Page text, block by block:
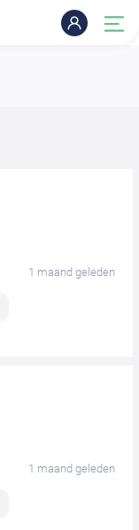
1 maand geleden
1 maand geleden